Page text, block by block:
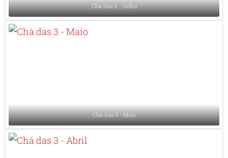
Chá das 3 - Julho
Chá das 3 - Maio